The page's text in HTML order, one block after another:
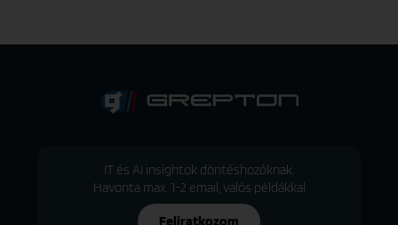
IT és AI insightok döntéshozóknak.
Havonta max. 1-2 email, valós példákkal
Feliratkozom